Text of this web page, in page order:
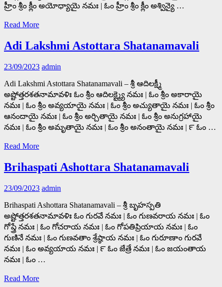
హ్రీం శ్రీం క్లీం అయోధ్యాయై నమః | ఓం హ్రీం శ్రీం క్లీం అశ్విన్యై …
Read More
Adi Lakshmi Astottara Shatanamavali
23/09/2023 admin
Adi Lakshmi Astottara Shatanamavali – శ్రీ ఆదిలక్ష్మీ
అష్టోత్తరశతనామావళిః ఓం శ్రీం ఆదిలక్ష్మ్యై నమః | ఓం శ్రీం అకారాయై
నమః | ఓం శ్రీం అవ్యయాయై నమః | ఓం శ్రీం అచ్యుతాయై నమః | ఓం శ్రీం
ఆనందాయై నమః | ఓం శ్రీం అర్చితాయై నమః | ఓం శ్రీం అనుగ్రహాయై
నమః | ఓం శ్రీం అమృతాయై నమః | ఓం శ్రీం అనంతాయై నమః | ౯ ఓం …
Read More
Brihaspati Ashottara Shatanamavali
23/09/2023 admin
Brihaspati Ashottara Shatanamavali – శ్రీ బృహస్పతి
అష్టోత్తరశతనామావళిః ఓం గురవే నమః | ఓం గుణవరాయ నమః | ఓం
గోప్త్రే నమః | ఓం గోచరాయ నమః | ఓం గోపతిప్రియాయ నమః | ఓం
గుణినే నమః | ఓం గుణవతాం శ్రేష్ఠాయ నమః | ఓం గురూణాం గురవే
నమః | ఓం అవ్యయాయ నమః | ౯ ఓం జేత్రే నమః | ఓం జయంతాయ
నమః | ఓం …
Read More